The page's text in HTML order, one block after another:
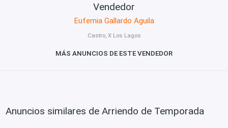
Vendedor
Eufemia Gallardo Aguila
Castro, X Los Lagos
MÁS ANUNCIOS DE ESTE VENDEDOR
Anuncios similares de Arriendo de Temporada